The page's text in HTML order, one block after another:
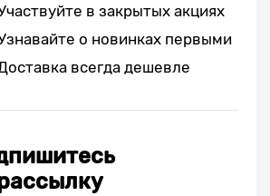
в закрытых акциях
о новинках первыми
всегда дешевле